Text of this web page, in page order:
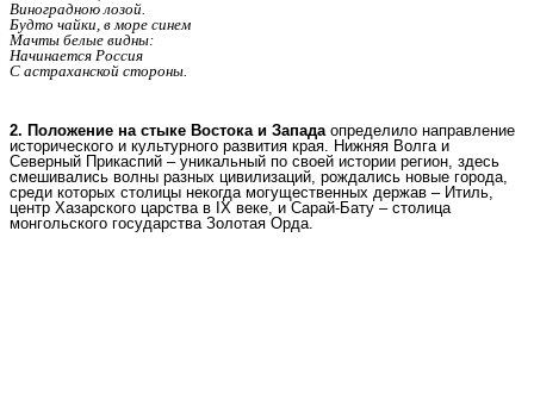
Виноградною лозой.
Будто чайки, в море синем
Мачты белые видны:
Начинается Россия
С астраханской стороны.
2. Положение на стыке Востока и Западаопределило направление
исторического и культурного развития края. Нижняя Волга и
Северный Прикаспий – уникальный по своей истории регион, здесь
смешивались волны разных цивилизаций, рождались новые города,
среди которых столицы некогда могущественных держав – Итиль,
центр Хазарского царства в IХ веке, и Сарай-Бату – столица
монгольского государства Золотая Орда.